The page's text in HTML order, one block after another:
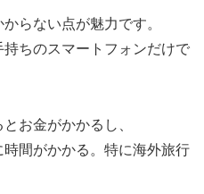
らない点が魅力です。
ちのスマートフォンだけで
お金がかかるし、
間がかかる。特に海外旅行